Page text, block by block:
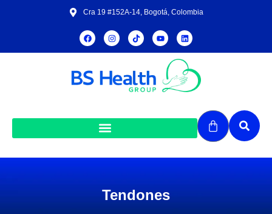
Cra 19 #152A-14, Bogotá, Colombia
Tendones